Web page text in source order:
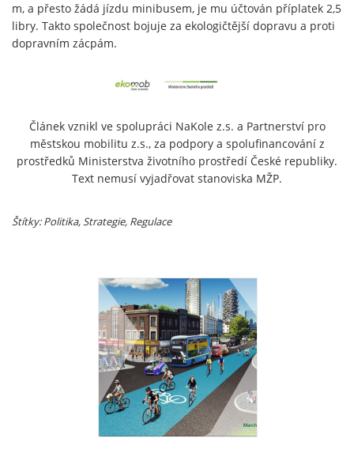
m, a přesto žádá jízdu minibusem, je mu účtován příplatek 2,5
libry. Takto společnost bojuje za ekologičtější dopravu a proti
dopravním zácpám.
Článek vznikl ve spolupráci NaKole z.s. a Partnerství pro
městskou mobilitu z.s., za podpory a spolufinancování z
prostředků Ministerstva životního prostředí České republiky.
Text nemusí vyjadřovat stanoviska MŽP.
Štítky: Politika, Strategie, Regulace